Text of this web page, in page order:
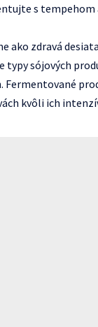
s tempehom
ako zdravá
typy sójových
Fermentované
kvôli ich